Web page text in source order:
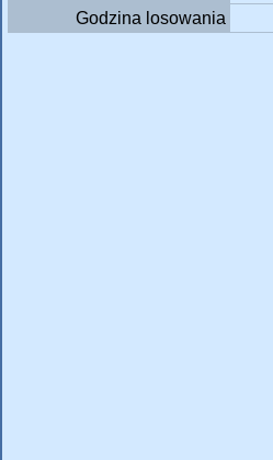
Godzina losowania